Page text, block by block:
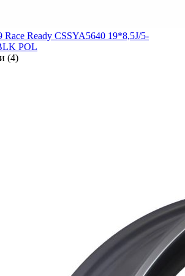
Race Ready CSSYA5640 19*8,5J/5-
POL
(4)